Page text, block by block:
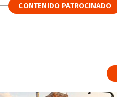
CONTENIDO PATROCINADO